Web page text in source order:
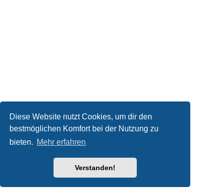
Diese Website nutzt Cookies, um dir den
bestmöglichen Komfort bei der Nutzung zu
bieten. Mehr erfahren
Verstanden!